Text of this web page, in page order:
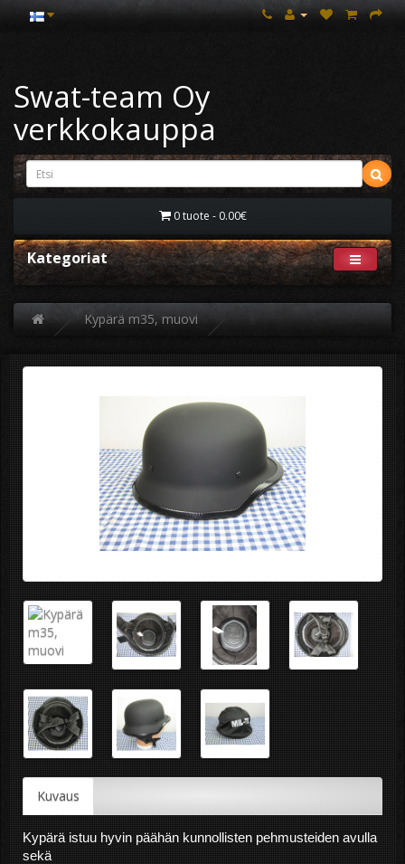
Swat-team Oy
verkkokauppa
0 tuote - 0.00€
Kategoriat
Kypärä m35, muovi
Kuvaus
Kypärä istuu hyvin päähän kunnollisten pehmusteiden avulla
sekä